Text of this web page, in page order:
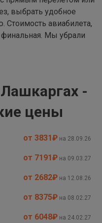
выбрать удобное
авиабилета,
Мы убрали
-
цены
от 3831₽ на 28.09.26
от 7191₽ на 09.03.27
от 2682₽ на 12.08.26
от 8375₽ на 08.02.27
от 6048₽ на 24.02.27